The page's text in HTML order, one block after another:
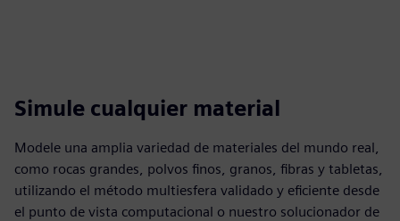
Simule cualquier material
Modele una amplia variedad de materiales del mundo real,
como rocas grandes, polvos finos, granos, fibras y tabletas,
utilizando el método multiesfera validado y eficiente desde
el punto de vista computacional o nuestro solucionador de